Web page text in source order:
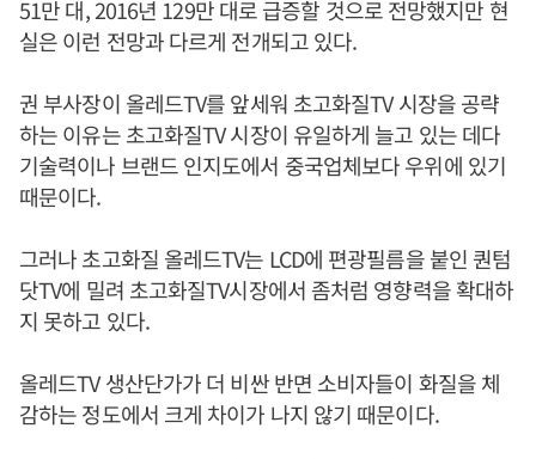
51만 대, 2016년 129만 대로 급증할 것으로 전망했지만 현
실은 이런 전망과 다르게 전개되고 있다.
권 부사장이 올레드TV를 앞세워 초고화질TV 시장을 공략
하는 이유는 초고화질TV 시장이 유일하게 늘고 있는 데다
기술력이나 브랜드 인지도에서 중국업체보다 우위에 있기
때문이다.
그러나 초고화질 올레드TV는 LCD에 편광필름을 붙인 퀀텀
닷TV에 밀려 초고화질TV시장에서 좀처럼 영향력을 확대하
지 못하고 있다.
올레드TV 생산단가가 더 비싼 반면 소비자들이 화질을 체
감하는 정도에서 크게 차이가 나지 않기 때문이다.